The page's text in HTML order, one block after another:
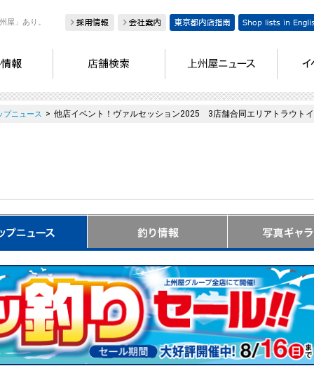
屋」あり。
プニュース > 他店イベント！ヴァルセッション2025 3店舗合同エリアトラウト